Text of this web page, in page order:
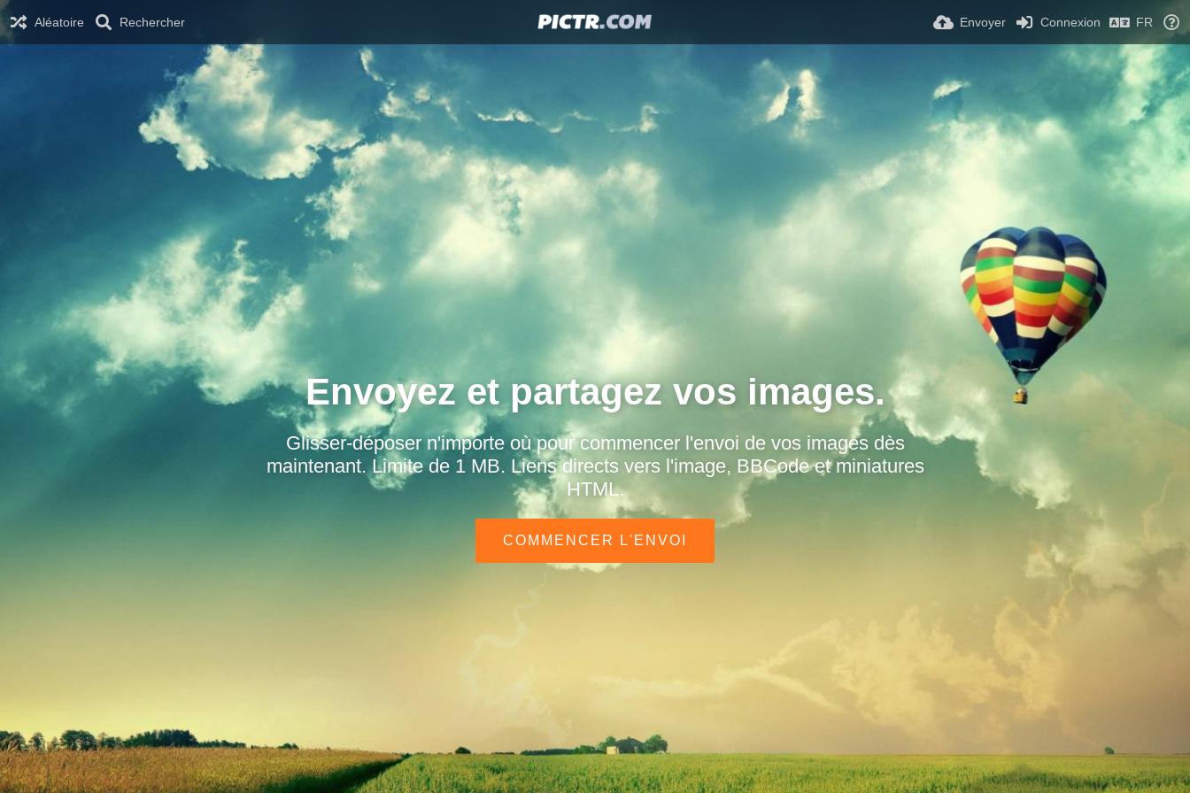
Aléatoire Rechercher Envoyer Connexion FR
Envoyez et partagez vos images.
Glisser-déposer n'importe où pour commencer l'envoi de vos images dès
maintenant. Limite de 1 MB. Liens directs vers l'image, BBCode et miniatures
HTML.
COMMENCER L'ENVOI